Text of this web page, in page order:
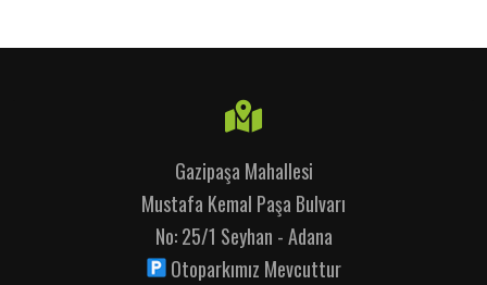
Gazipaşa Mahallesi
Mustafa Kemal Paşa Bulvarı
No: 25/1 Seyhan - Adana
Otoparkımız Mevcuttur